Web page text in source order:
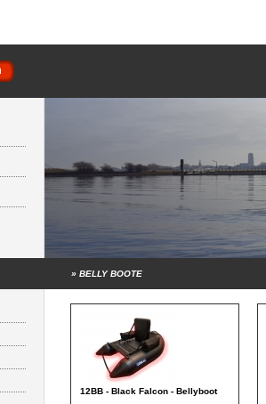
» BELLY BOOTE
12BB - Black Falcon - Bellyboot